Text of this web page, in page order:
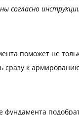
согласно
поможет не
сразу к